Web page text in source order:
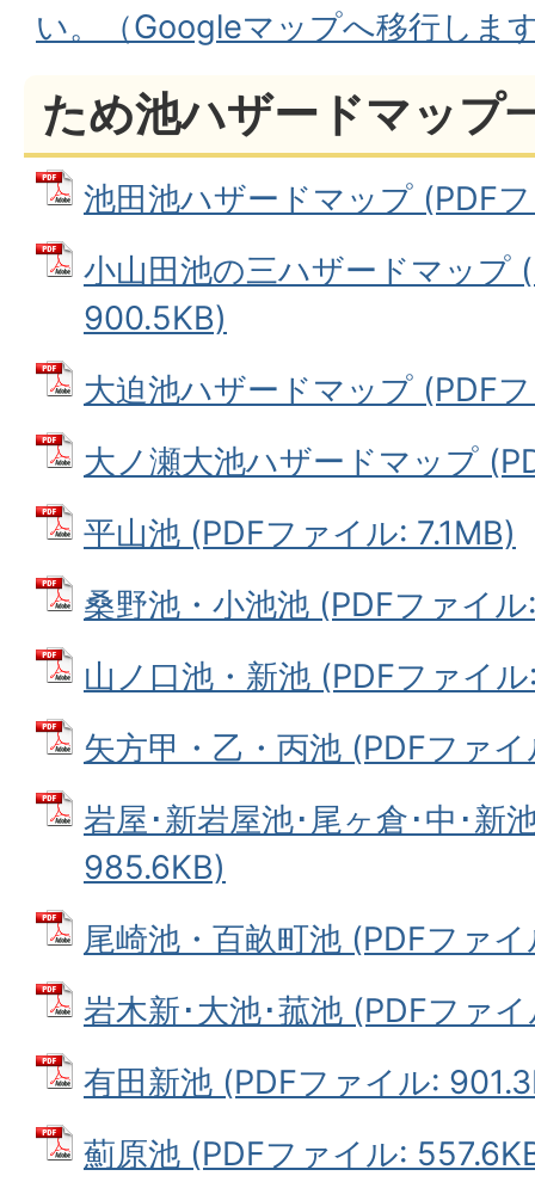
い。（Googleマップへ移行しま
ため池ハザードマップ
池田池ハザードマップ (PDF
小山田池の三ハザードマップ
900.5KB)
大迫池ハザードマップ (PDF
大ノ瀬大池ハザードマップ
平山池 (PDFファイル: 7.1MB)
桑野池・小池池 (PDFファイ
山ノ口池・新池 (PDFファイ
矢方甲・乙・丙池 (PDFファイ
岩屋･新岩屋池･尾ヶ倉･中･新
985.6KB)
尾崎池・百畝町池 (PDFファ
岩木新･大池･菰池 (PDFファ
有田新池 (PDFファイル:
薊原池 (PDFファイル: